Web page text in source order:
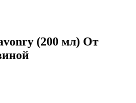
(200 мл) От